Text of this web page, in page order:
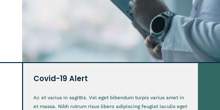
Covid-19 Alert
Ac et varius in sagittis. Vel eget bibendum turpis varius amet in
et massa. Nibh rutrum risus libero adipiscing feugiat iaculis eget